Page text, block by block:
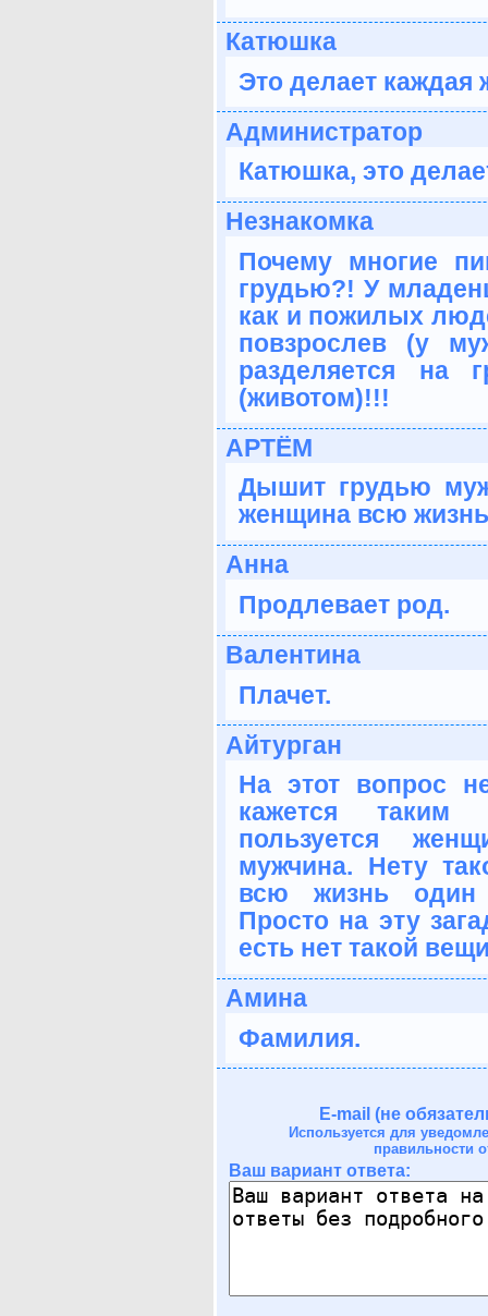
Катюшка
Это делает каждая
Администратор
Катюшка, это
Незнакомка
Почему многие
грудью?! У
как и пожилых
повзрослев (у
разделяется на
(животом)!!!
АРТЁМ
Дышит грудью
женщина всю
Анна
Продлевает род.
Валентина
Плачет.
Айтурган
На этот вопрос
кажется таким
пользуется
мужчина. Нету
всю жизнь один
Просто на эту
есть нет такой
Амина
Фамилия.
E-mail (не
Используется для
правильности
Ваш вариант ответа: